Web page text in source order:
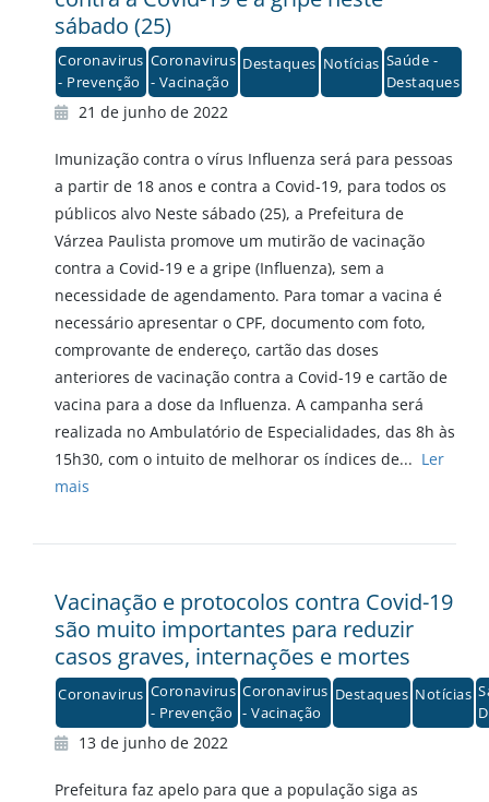
sábado (25)
Coronavirus
- Prevenção
Coronavirus
- Vacinação
Destaques Notícias Saúde -
Destaques
21 de junho de 2022
Imunização contra o vírus Influenza será para pessoas
a partir de 18 anos e contra a Covid-19, para todos os
públicos alvo Neste sábado (25), a Prefeitura de
Várzea Paulista promove um mutirão de vacinação
contra a Covid-19 e a gripe (Influenza), sem a
necessidade de agendamento. Para tomar a vacina é
necessário apresentar o CPF, documento com foto,
comprovante de endereço, cartão das doses
anteriores de vacinação contra a Covid-19 e cartão de
vacina para a dose da Influenza. A campanha será
realizada no Ambulatório de Especialidades, das 8h às
15h30, com o intuito de melhorar os índices de... Ler
mais
Vacinação e protocolos contra Covid-19
são muito importantes para reduzir
casos graves, internações e mortes
Coronavirus Coronavirus
- Prevenção
Coronavirus
- Vacinação
Destaques Notícias
13 de junho de 2022
Prefeitura faz apelo para que a população siga as